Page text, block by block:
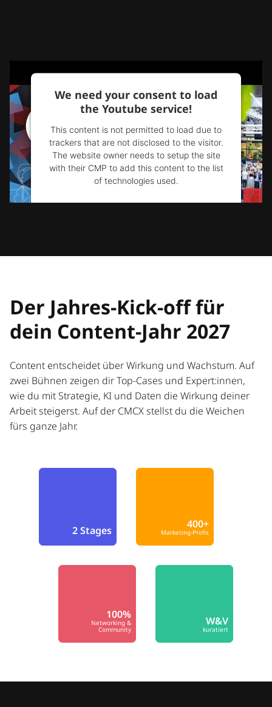
We need your consent to load
the Youtube service!
This content is not permitted to load due to
trackers that are not disclosed to the visitor.
The website owner needs to setup the site
with their CMP to add this content to the list
of technologies used.
Powered byUsercentrics Consent
Der Jahres-Kick-off für
dein Content-Jahr 2027
Content entscheidet über Wirkung und Wachstum. Auf
zwei Bühnen zeigen dir Top-Cases und Expert:innen,
wie du mit Strategie, KI und Daten die Wirkung deiner
Arbeit steigerst. Auf der CMCX stellst du die Weichen
fürs ganze Jahr.
2 Stages 400+
Marketing-Profis
100%
Networking &
Community
W&V
kuratiert